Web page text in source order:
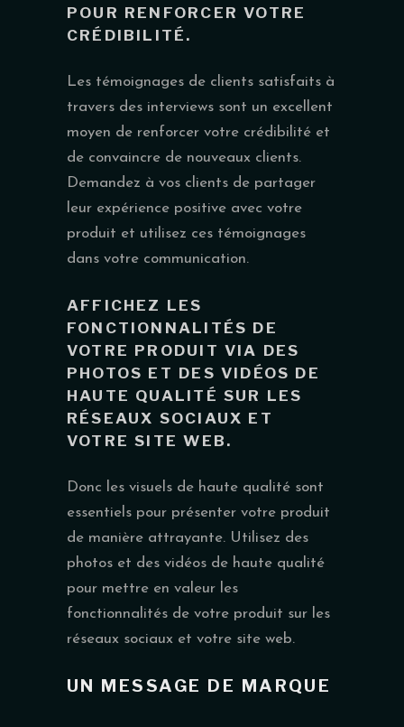
POUR RENFORCER VOTRE
CRÉDIBILITÉ.
Les témoignages de clients satisfaits à
travers des interviews sont un excellent
moyen de renforcer votre crédibilité et
de convaincre de nouveaux clients.
Demandez à vos clients de partager
leur expérience positive avec votre
produit et utilisez ces témoignages
dans votre communication.
AFFICHEZ LES
FONCTIONNALITÉS DE
VOTRE PRODUIT VIA DES
PHOTOS ET DES VIDÉOS DE
HAUTE QUALITÉ SUR LES
RÉSEAUX SOCIAUX ET
VOTRE SITE WEB.
Donc les visuels de haute qualité sont
essentiels pour présenter votre produit
de manière attrayante. Utilisez des
photos et des vidéos de haute qualité
pour mettre en valeur les
fonctionnalités de votre produit sur les
réseaux sociaux et votre site web.
UN MESSAGE DE MARQUE